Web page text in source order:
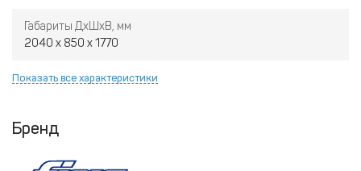
Габариты ДхШхВ, мм
2040 x 850 x 1770
Показать все характеристики
Бренд